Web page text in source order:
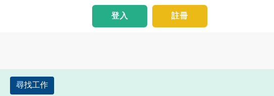
註冊
登入
尋找工作